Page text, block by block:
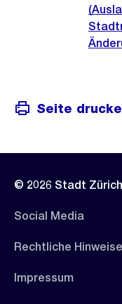
Seite
© 2026 Stadt Zürich
Social Media
Rechtliche Hinweise
Impressum